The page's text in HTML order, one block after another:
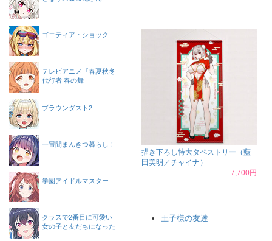
描き下ろし特大タペストリー（藍
田美明／チャイナ）
7,700円
王子様の友達
ゴエティア・ショック
テレビアニメ『春夏秋冬
代行者 春の舞
ブラウンダスト2
一畳間まんきつ暮らし！
学園アイドルマスター
クラスで2番目に可愛い
女の子と友だちになった